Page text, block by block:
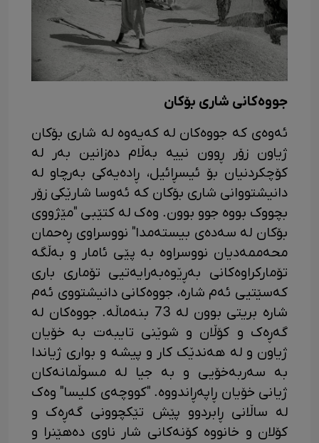
جووەکانی شاری بۆکان
ئەوەی کە جووەکان لە کەیەوە لە شاری بۆکان
ژیاون زۆر ڕوون نییە بەڵام دەزانین بەر لە
کۆچکردنیان بۆ ئیسڕائیل، ڕادەیەکی بەرچاو لە
دانیشتووانی شاری بۆکان کە ئەوسا شارێکی زۆر
بچووک بووە جوو بوون. وەک لە کتێبی "مێژووی
بۆکان لە سەدەی بیستەمدا" نووسراوی ڕەحمان
محەممەدیان نووسراوە بە پێی ئامار و بەڵگە
تۆمارکراوەکانی بەڕێوەبەرایەتیی تۆماری باری
کەسێتیی ئەم شارە، جووەکانی دانیشتووی ئەم
شارە بریتی بوون لە 73 بنەماڵە. جووەکان لە
گەڕەک و کۆڵان و شوێنی تایبەت بە خۆیان
ژیاون و لە هەندێک کار و پیشە و بواری ژیاندا
بە سەربەخۆیی و بە جیا لە مسوڵمانەکان
ژیانی خۆیان ڕاپەڕاندووە. "کووچەی کلیسا" وەک
لە ساڵانی ڕابردوو پێش تێکچوونی گەڕەک و
کۆلان و خانووە کۆنەکانی شار ناوی دەهێنرا و